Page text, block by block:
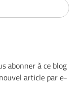
abonner à ce blog
article par e-